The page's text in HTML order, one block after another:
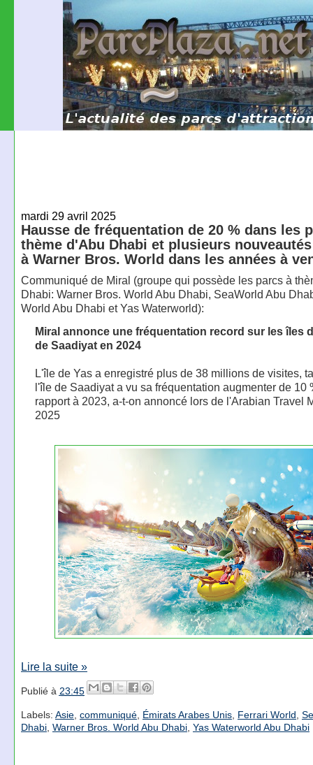
mardi 29 avril 2025
Hausse de fréquentation de 20 % dans les
thème d'Abu Dhabi et plusieurs
à Warner Bros. World dans les années à
Communiqué de Miral (groupe qui possède les parcs à
Dhabi: Warner Bros. World Abu Dhabi, SeaWorld Abu
World Abu Dhabi et Yas Waterworld):
Miral annonce une fréquentation record sur les îles
de Saadiyat en 2024
L'île de Yas a enregistré plus de 38 millions de visites,
l'île de Saadiyat a vu sa fréquentation augmenter de 10
rapport à 2023, a-t-on annoncé lors de l'Arabian Travel
2025
Lire la suite »
Publié à 23:45
Labels: Asie, communiqué, Émirats Arabes Unis, Ferrari World
Dhabi, Warner Bros. World Abu Dhabi, Yas Waterworld Abu Dhabi